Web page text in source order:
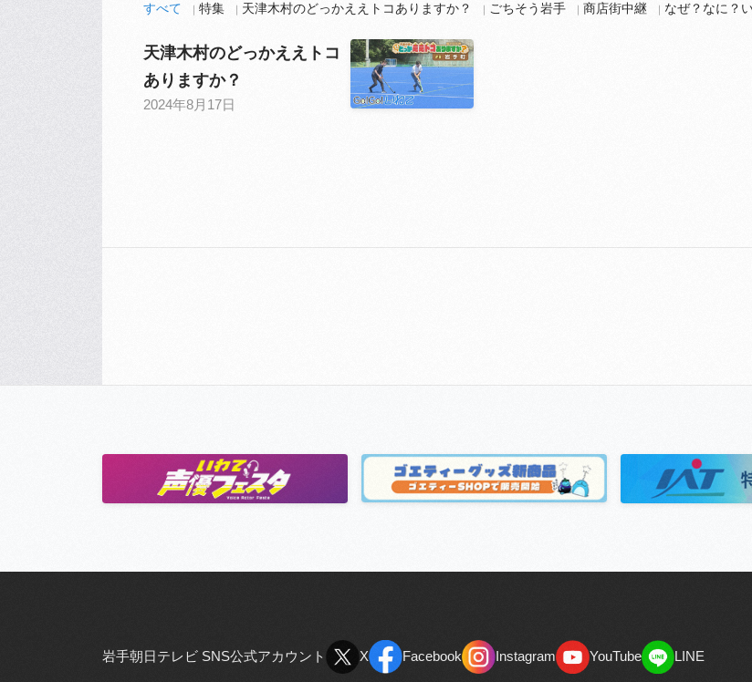
すべて 特集 天津木村のどっかええトコありますか？ ごちそう岩手 商店街中継 なぜ？なに？
天津木村のどっかええトコ
ありますか？
2024年8月17日
岩手朝日テレビ SNS公式アカウント
X
Facebook
Instagram
YouTube
LINE